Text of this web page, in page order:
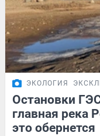
ЭКОЛОГИЯ
Остановки
главная река
это обернется